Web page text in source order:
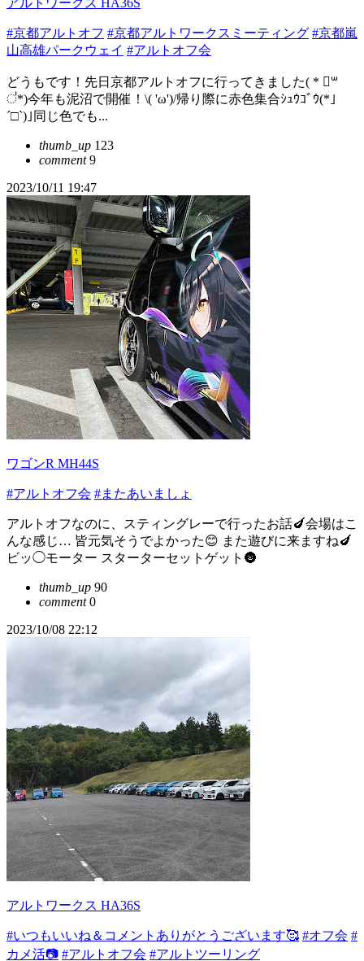
アルトワークス HA36S
#京都アルトオフ #京都アルトワークスミーティング #京都嵐
山高雄パークウェイ #アルトオフ会
どうもです！先日京都アルトオフに行ってきました( * ॑꒳
॑*)今年も泥沼で開催！\( 'ω')/帰り際に赤色集合ｼｭｳｺﾞｳ(*｣
´□`)｣同じ色でも...
thumb_up 123
comment9
2023/10/11 19:47
ワゴンR MH44S
#アルトオフ会 #またあいましょ
アルトオフなのに、スティングレーで行ったお話🍆会場はこ
んな感じ… 皆元気そうでよかった😊 また遊びに来ますね🍆
ビッ◯モーター スターターセットゲット🌚
thumb_up 90
comment0
2023/10/08 22:12
アルトワークス HA36S
#いつもいいね＆コメントありがとうございます🥰 #オフ会 #
カメ活📷 #アルトオフ会 #アルトツーリング